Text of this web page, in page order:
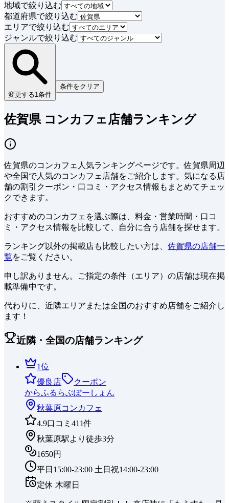
地域で絞り込む
都道府県で絞り込む
エリアで絞り込む
ジャンルで絞り込む
変更する1 条件
条件をクリア
佐賀県 コンカフェ店舗ランキング
佐賀県のコンカフェ 人気ランキングページです。佐賀県周辺
や全国で人気のコンカフェ 店舗をご紹介します。 気になる店
舗の割引クーポン・口コミ・アクセス情報もまとめてチェッ
クできます。
おすすめのコンカフェを選ぶ際は、料金・営業時間・口コ
ミ・アクセス情報を比較して、自分に合う店舗を探せます。
ランキング以外の掲載店も比較したい方は、 佐賀県の店舗一
覧をご覧ください。
申し訳ありません。ご指定の条件（エリア）の店舗は現在掲
載準備中です。
代わりに、近隣エリアまたは全国のおすすめ店舗をご紹介し
ます！
近隣・全国の店舗ランキング
1位
優良店
クーポン
からふるらぶぽーしょん
秋葉原コンカフェ
4.9口コミ 411件
秋葉原駅より徒歩3分
1650円
平日15:00-23:00 土日祝14:00-23:00
定休 木曜日